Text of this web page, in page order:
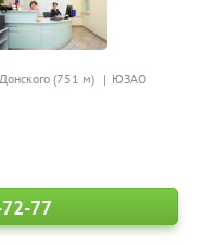
(751 м) ЮЗАО
77